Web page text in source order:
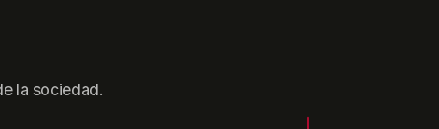
la sociedad.